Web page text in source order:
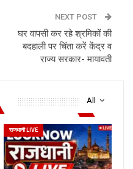
NEXT POST
घर वापसी कर रहे श्रमिकों की
बदहाली पर चिंता करें केंद्र व
राज्य सरकार- मायावती
All
राजधानी LIVE